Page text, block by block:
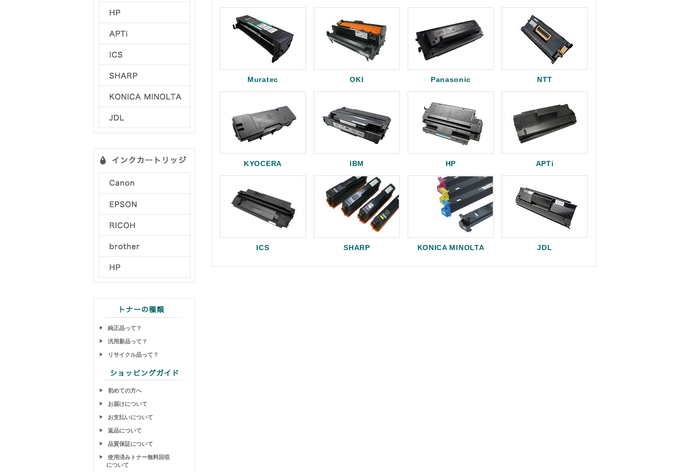
純正品って？
汎用新品って？
リサイクル品って？
初めての方へ
お届けについて
お支払いについて
返品について
品質保証について
使用済みトナー無料回収
について
Muratec OKI Panasonic NTT
KYOCERA IBM HP APTi
ICS SHARP KONICA MINOLTA JDL